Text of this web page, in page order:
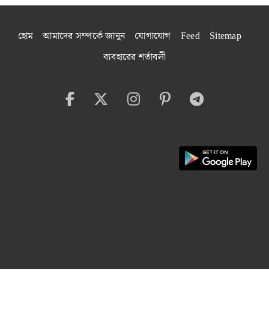
হোম আমাদের সম্পর্কে জানুন যোগাযোগ Feed
Sitemap
ব্যবহারের শর্তাবলী